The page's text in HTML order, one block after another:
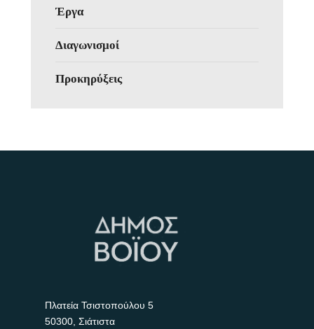
Έργα
Διαγωνισμοί
Προκηρύξεις
Πλατεία Τσιστοπούλου 5
50300, Σιάτιστα